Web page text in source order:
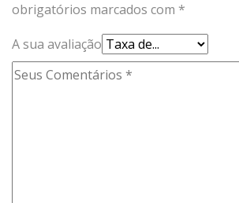
obrigatórios marcados com *
A sua avaliação